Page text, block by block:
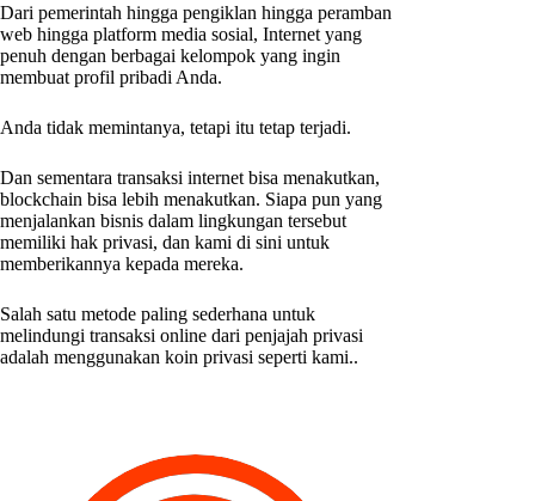
Dari pemerintah hingga pengiklan hingga peramban
web hingga platform media sosial, Internet yang
penuh dengan berbagai kelompok yang ingin
membuat profil pribadi Anda.
Anda tidak memintanya, tetapi itu tetap terjadi.
Dan sementara transaksi internet bisa menakutkan,
blockchain bisa lebih menakutkan. Siapa pun yang
menjalankan bisnis dalam lingkungan tersebut
memiliki hak privasi, dan kami di sini untuk
memberikannya kepada mereka.
Salah satu metode paling sederhana untuk
melindungi transaksi online dari penjajah privasi
adalah menggunakan koin privasi seperti kami..